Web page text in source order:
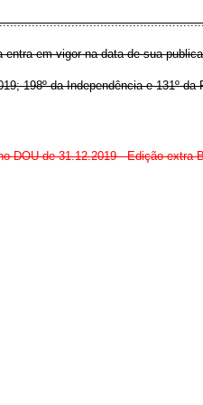
em vigor na data de sua
198º da Independência e 131º da
DOU de 31.12.2019 - Edição extra-